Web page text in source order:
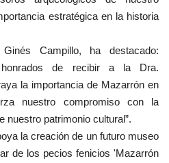
estratégica en la historia
Campillo, ha destacado:
honrados de recibir a la Dra.
la importancia de Mazarrón en
nuestro compromiso con la
nuestro patrimonio cultural”.
la creación de un futuro museo
de los pecios fenicios 'Mazarrón